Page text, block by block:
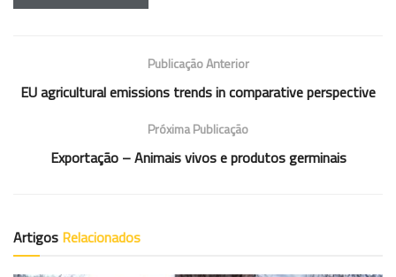
Publicação Anterior
EU agricultural emissions trends in comparative perspective
Próxima Publicação
Exportação – Animais vivos e produtos germinais
Artigos Relacionados